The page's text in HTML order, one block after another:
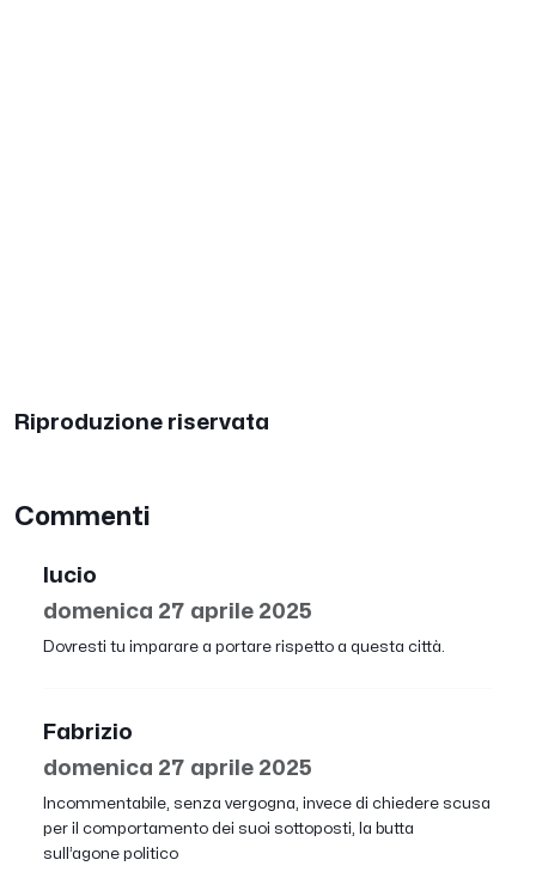
Riproduzione riservata
Commenti
lucio
domenica 27 aprile 2025
Dovresti tu imparare a portare rispetto a questa città.
Fabrizio
domenica 27 aprile 2025
Incommentabile, senza vergogna, invece di chiedere scusa
per il comportamento dei suoi sottoposti, la butta
sull’agone politico